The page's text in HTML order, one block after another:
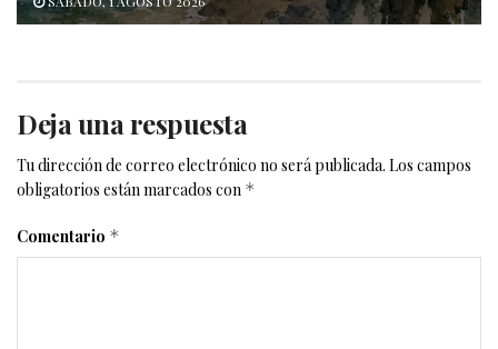
Deja una respuesta
Tu dirección de correo electrónico no será publicada. Los campos
obligatorios están marcados con *
Comentario *